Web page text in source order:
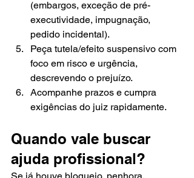
(embargos, exceção de pré-
executividade, impugnação,
pedido incidental).
Peça tutela/efeito suspensivo com
foco em risco e urgência,
descrevendo o prejuízo.
Acompanhe prazos e cumpra
exigências do juiz rapidamente.
Quando vale buscar
ajuda profissional?